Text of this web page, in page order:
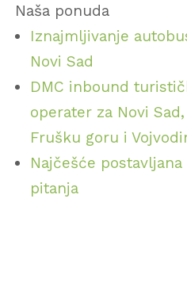
Naša ponuda
Iznajmljivanje
Novi Sad
DMC inbound
operater za Novi Sad,
Frušku goru i
Najčešće postavljana
pitanja